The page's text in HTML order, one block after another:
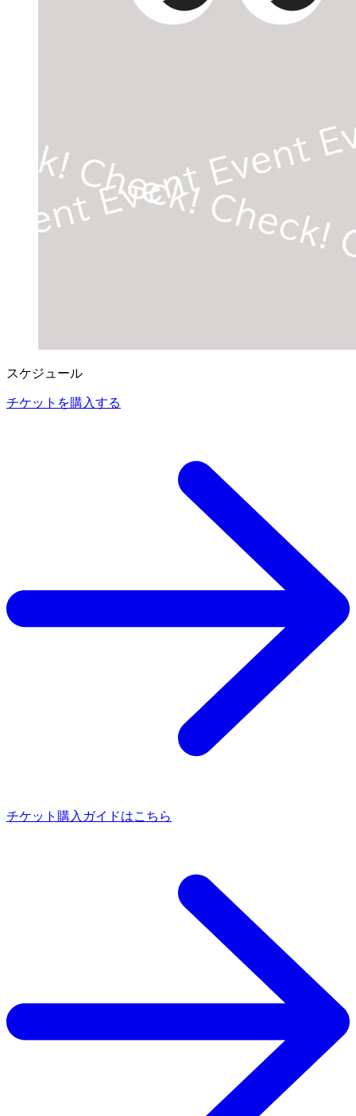
スケジュール
チケットを購入する
チケット購入ガイドはこちら